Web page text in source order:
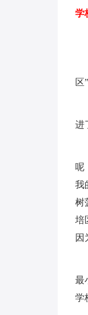
学
区
进
呢
我
树
培
因
最
学